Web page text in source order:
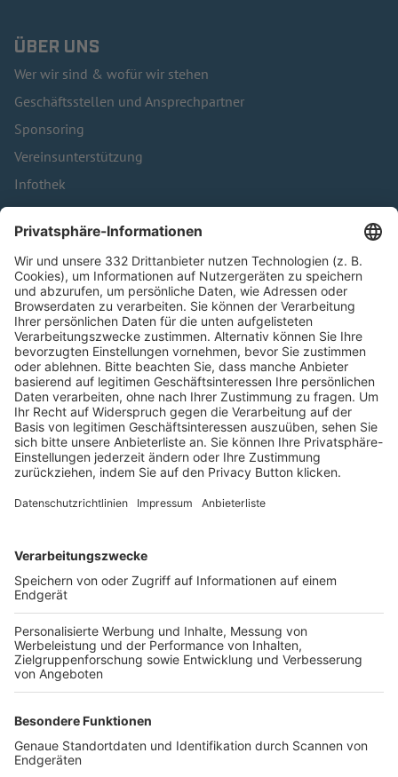
ÜBER UNS
Wer wir sind & wofür wir stehen
Geschäftsstellen und Ansprechpartner
Sponsoring
Vereinsunterstützung
Infothek
Kontakt
HÄUFIG BESUCHTE SEITEN
Pässe und Vereinswechsel
Trainerausbildung
Schulungsangebot Vereinsmitarbeiter
BFV-Geschäftsstellen
Trainerbörse
Login SpielPlus
FOLGE DEM BFV
TOP-VEREINE
TOP-PARTNER